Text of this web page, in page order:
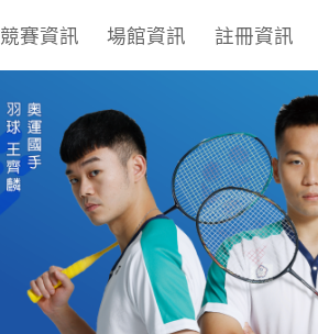
競賽資訊 場館資訊 註冊資訊